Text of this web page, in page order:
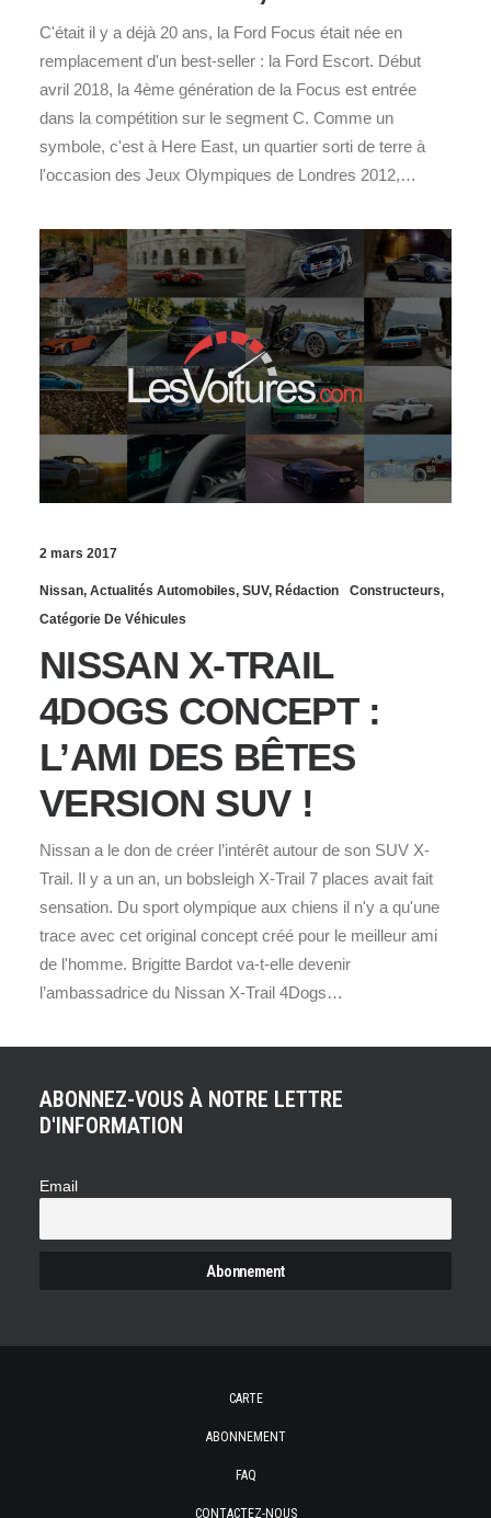
C'était il y a déjà 20 ans, la Ford Focus était née en
remplacement d'un best-seller : la Ford Escort. Début
avril 2018, la 4ème génération de la Focus est entrée
dans la compétition sur le segment C. Comme un
symbole, c'est à Here East, un quartier sorti de terre à
l'occasion des Jeux Olympiques de Londres 2012,…
2 mars 2017
Nissan, Actualités Automobiles, SUV, Rédaction Constructeurs,
Catégorie De Véhicules
NISSAN X-TRAIL
4DOGS CONCEPT :
L’AMI DES BÊTES
VERSION SUV !
Nissan a le don de créer l’intérêt autour de son SUV X-
Trail. Il y a un an, un bobsleigh X-Trail 7 places avait fait
sensation. Du sport olympique aux chiens il n'y a qu'une
trace avec cet original concept créé pour le meilleur ami
de l'homme. Brigitte Bardot va-t-elle devenir
l’ambassadrice du Nissan X-Trail 4Dogs…
ABONNEZ-VOUS À NOTRE LETTRE
D'INFORMATION
Email
CARTE
ABONNEMENT
FAQ
CONTACTEZ-NOUS